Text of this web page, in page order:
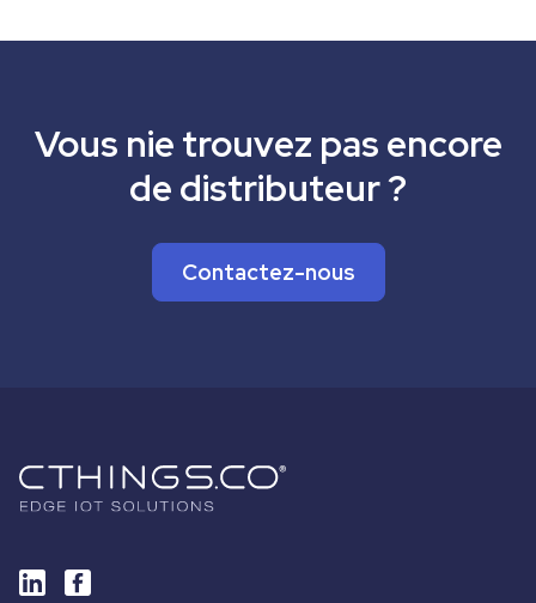
Vous nie trouvez pas encore
de distributeur ?
Contactez-nous